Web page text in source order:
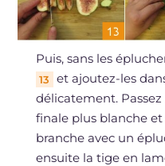
Puis, sans les
13
et ajoutez-les
délicatement.
finale plus blanche
branche avec un
ensuite la tige en